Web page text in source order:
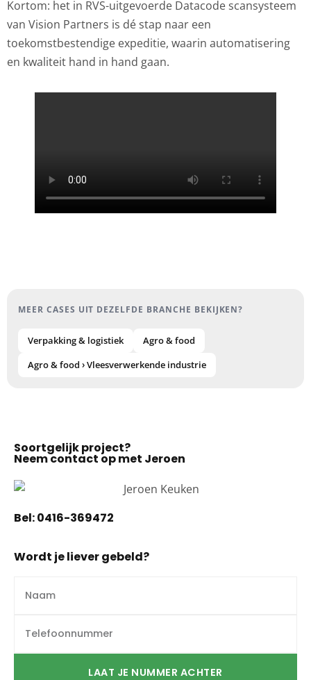
Kortom: het in RVS-uitgevoerde Datacode scansysteem
van Vision Partners is dé stap naar een
toekomstbestendige expeditie, waarin automatisering
en kwaliteit hand in hand gaan.
MEER CASES UIT DEZELFDE BRANCHE BEKIJKEN?
Verpakking & logistiek
Agro & food
Agro & food › Vleesverwerkende industrie
Soortgelijk project?
Neem contact op met Jeroen
Bel:0416-369472
Wordt je liever gebeld?
LAAT JE NUMMER ACHTER